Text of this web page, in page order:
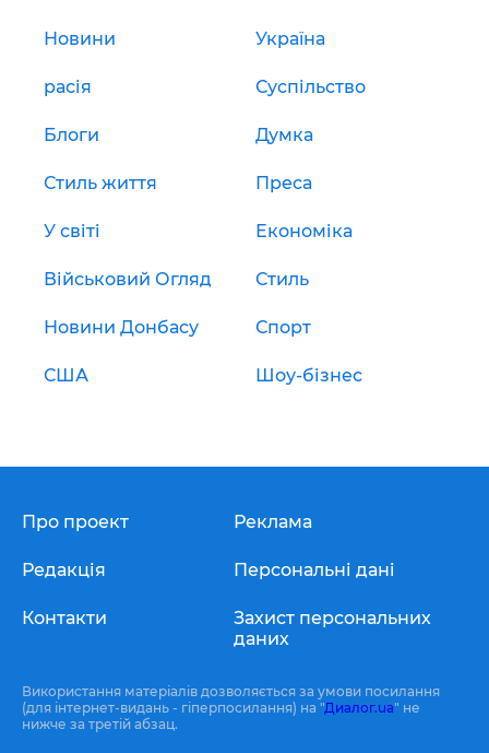
Новини Україна
расія Суспільство
Блоги Думка
Стиль життя Преса
У світі Економіка
Військовий Огляд Стиль
Новини Донбасу Спорт
США Шоу-бізнес
Про проект
Редакція
Контакти
Реклама
Персональні дані
Захист персональних
даних
Використання матеріалів дозволяється за умови посилання
(для інтернет-видань - гіперпосилання) на "Диалог.ua" не
нижче за третій абзац.